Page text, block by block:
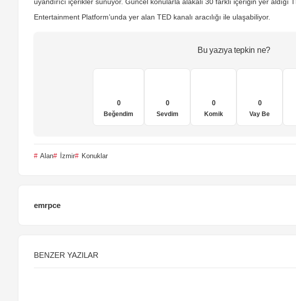
Entertainment Platform’unda yer alan TED kanalı aracılığı ile ulaşabiliyor.
Bu yazıya tepkin ne?
0
Beğendim
0
Sevdim
0
Komik
0
Vay Be
Alan İzmir Konuklar
emrpce
BENZER YAZILAR